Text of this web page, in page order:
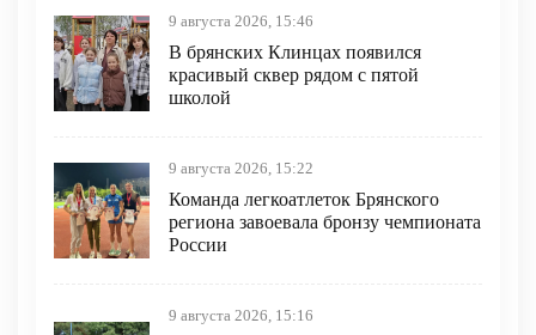
9 августа 2026, 15:46
В брянских Клинцах появился
красивый сквер рядом с пятой
школой
9 августа 2026, 15:22
Команда легкоатлеток Брянского
региона завоевала бронзу чемпионата
России
9 августа 2026, 15:16